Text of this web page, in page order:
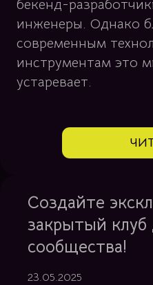
бекенд-
инженеры. Однако
современным
инструментам это
устаревает.
Создайте
закрытый клуб
сообщества!
23.05.2025